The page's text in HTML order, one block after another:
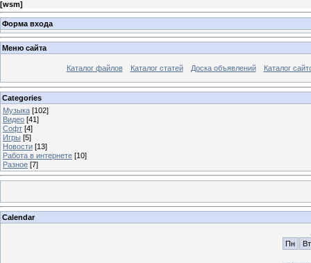
[wsm]
Форма входа
Меню сайта
Каталог файлов Каталог статей Доска объявлений Каталог
Categories
Музыка [102]
Видео [41]
Софт [4]
Игры [5]
Новости [13]
Работа в интернете [10]
Разное [7]
Calendar
Пн
Вт